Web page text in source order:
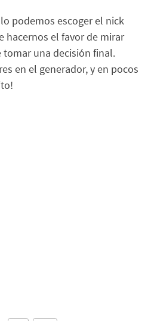
podemos escoger el nick
hacernos el favor de mirar
tomar una decisión final.
en el generador, y en pocos